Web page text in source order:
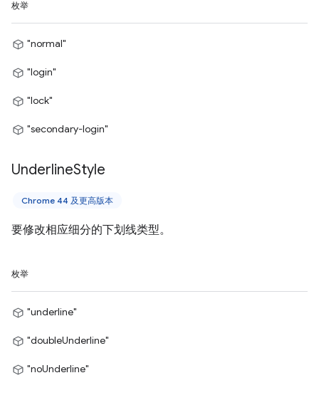
枚举
"normal"
"login"
"lock"
"secondary-login"
UnderlineStyle
Chrome 44 及更高版本
要修改相应细分的下划线类型。
枚举
"underline"
"doubleUnderline"
"noUnderline"